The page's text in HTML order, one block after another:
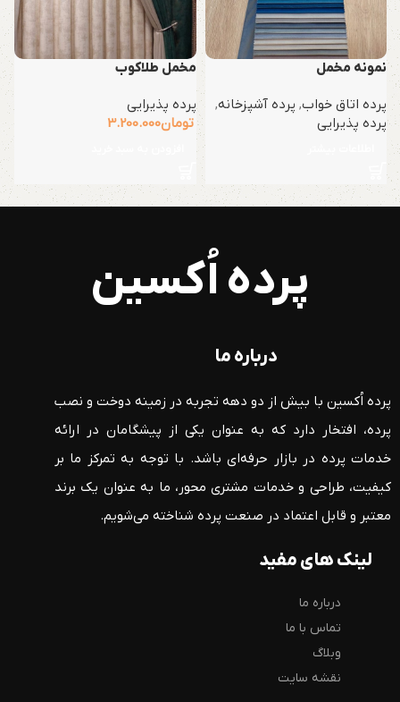
نمونه مخمل
پرده اتاق خواب, پرده آشپزخانه,
پرده پذیرایی
مخمل طلاکوب
پرده پذیرایی
تومان3.200.000
پرده اُکسین
درباره ما
پرده اُکسین با بیش از دو دهه تجربه در زمینه دوخت و نصب
پرده، افتخار دارد که به عنوان یکی از پیشگامان در ارائه
خدمات پرده در بازار حرفه‌ای باشد. با توجه به تمرکز ما بر
کیفیت، طراحی و خدمات مشتری محور، ما به عنوان یک برند
معتبر و قابل اعتماد در صنعت پرده شناخته می‌شویم.
لینک های مفید
درباره ما
تماس با ما
وبلاگ
نقشه سایت